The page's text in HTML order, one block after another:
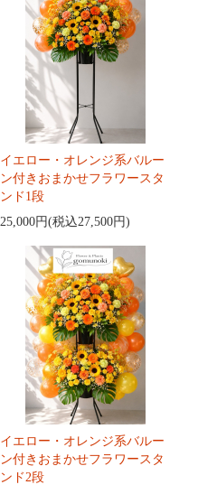
イエロー・オレンジ系バルー
ン付きおまかせフラワースタ
ンド1段
25,000円(税込27,500円)
イエロー・オレンジ系バルー
ン付きおまかせフラワースタ
ンド2段